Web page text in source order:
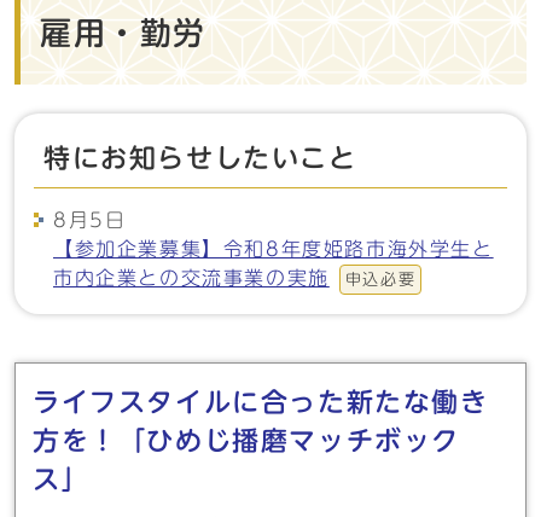
雇用・勤労
特にお知らせしたいこと
8月5日
【参加企業募集】令和8年度姫路市海外学生と
市内企業との交流事業の実施
申込必要
メインメニュー
ライフスタイルに合った新たな働き
方を！「ひめじ播磨マッチボック
ス」